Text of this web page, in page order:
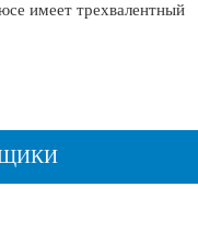
имеет трехвалентный